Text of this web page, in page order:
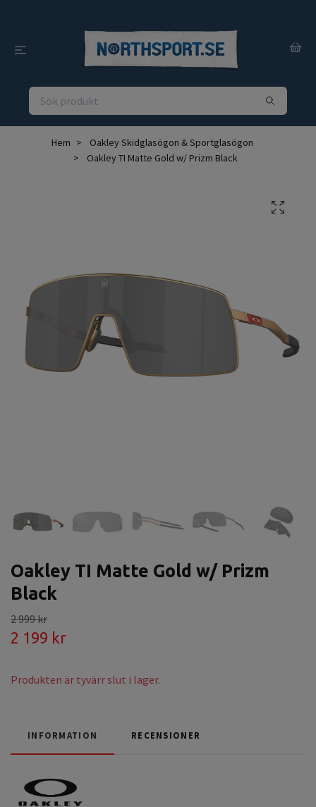
Hem
Oakley Skidglasögon & Sportglasögon
Oakley TI Matte Gold w/ Prizm Black
Oakley TI Matte Gold w/ Prizm
Black
2 999 kr
2 199 kr
Produkten är tyvärr slut i lager.
INFORMATION RECENSIONER